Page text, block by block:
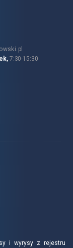
7:30-15:30
i wyrysy z rejestru